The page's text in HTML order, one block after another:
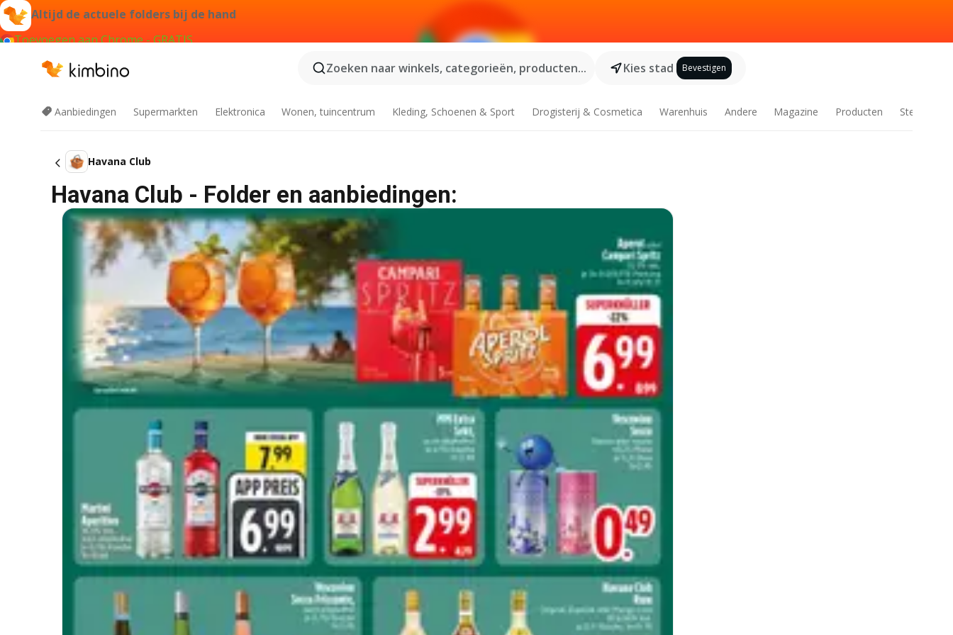
Altijd de actuele folders bij de hand
Toevoegen aan Chrome - GRATIS
Zoeken naar winkels, categorieën, producten...
Kies stad Bevestigen
Aanbiedingen Supermarkten Elektronica Wonen, tuincentrum Kleding, Schoenen & Sport Drogisterij & Cosmetica Warenhuis Andere Magazine Producten Steden
Havana Club
Havana Club - Folder en aanbiedingen: